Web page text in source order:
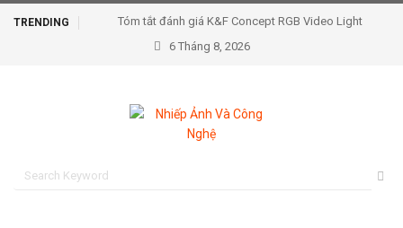
TRENDING
Tóm tắt đánh giá K&F Concept RGB Video Light
6 Tháng 8, 2026